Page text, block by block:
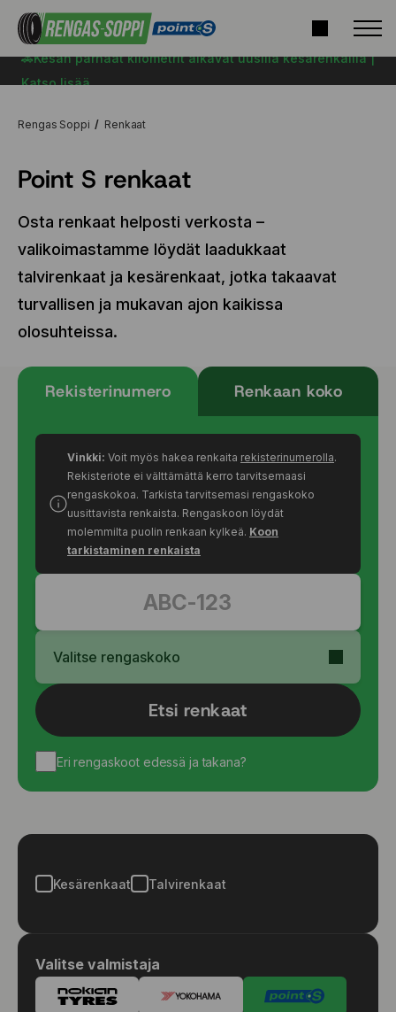
🚗Kesän parhaat kilometrit alkavat uusilla kesärenkailla |
Katso lisää
Rengas Soppi Renkaat
Point S renkaat
Osta renkaat helposti verkosta –
valikoimastamme löydät laadukkaat
talvirenkaat ja kesärenkaat, jotka takaavat
turvallisen ja mukavan ajon kaikissa
olosuhteissa.
Rekisterinumero Renkaan koko
Vinkki: Voit myös hakea renkaita rekisterinumerolla.
Rekisteriote ei välttämättä kerro tarvitsemaasi
rengaskokoa. Tarkista tarvitsemasi rengaskoko
uusittavista renkaista. Rengaskoon löydät
molemmilta puolin renkaan kylkeä. Koon
tarkistaminen renkaista
Valitse rengaskoko
Etsi renkaat
Eri rengaskoot edessä ja takana?
Kesärenkaat Talvirenkaat
Valitse valmistaja